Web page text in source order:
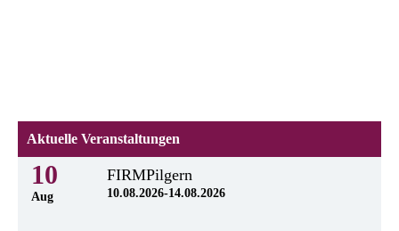
Aktuelle Veranstaltungen
10
Aug
FIRMPilgern
10.08.2026-14.08.2026